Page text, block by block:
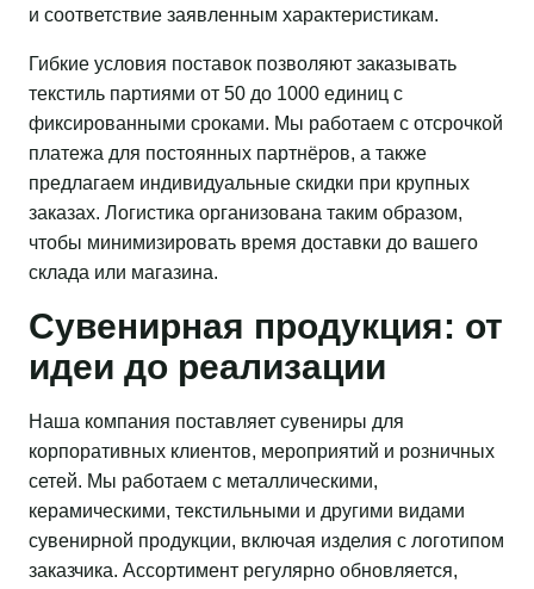
и соответствие заявленным характеристикам.
Гибкие условия поставок позволяют заказывать
текстиль партиями от 50 до 1000 единиц с
фиксированными сроками. Мы работаем с отсрочкой
платежа для постоянных партнёров, а также
предлагаем индивидуальные скидки при крупных
заказах. Логистика организована таким образом,
чтобы минимизировать время доставки до вашего
склада или магазина.
Сувенирная продукция: от
идеи до реализации
Наша компания поставляет сувениры для
корпоративных клиентов, мероприятий и розничных
сетей. Мы работаем с металлическими,
керамическими, текстильными и другими видами
сувенирной продукции, включая изделия с логотипом
заказчика. Ассортимент регулярно обновляется,